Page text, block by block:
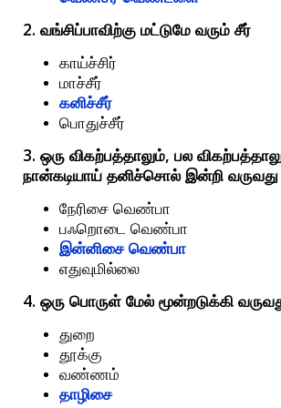
2. வங்சிப்பாவிற்கு மட்டுமே வரும் சீர்
காய்ச்சிர்
மாச்சீர்
கனிச்சீர்
பொதுச்சீர்
3. ஒரு விகற்பத்தாலும், பல
நான்கடியாய் தனிச்சொல் இன்றி வருவது
நேரிசை வெண்பா
பஃறொடை வெண்பா
இன்னிசை வெண்பா
எதுவுமில்லை
4. ஒரு பொருள் மேல் மூன்றடுக்கி
துறை
தூக்கு
வண்ணம்
தாழிசை